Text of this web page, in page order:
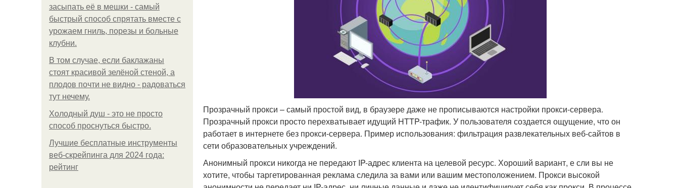
засыпать её в мешки - самый
быстрый способ спрятать вместе с
урожаем гниль, порезы и больные
клубни.
В том случае, если баклажаны
стоят красивой зелёной стеной, а
плодов почти не видно - радоваться
тут нечему.
Холодный душ - это не просто
способ проснуться быстро.
Лучшие бесплатные инструменты
веб-скрейпинга для 2024 года:
рейтинг
Прозрачный прокси – самый простой вид, в браузере даже не прописываются настройки прокси-сервера.
Прозрачный прокси просто перехватывает идущий HTTP-трафик. У пользователя создается ощущение, что он
работает в интернете без прокси-сервера. Пример использования: фильтрация развлекательных веб-сайтов в
сети образовательных учреждений.
Анонимный прокси никогда не передают IP-адрес клиента на целевой ресурс. Хороший вариант, е сли вы не
хотите, чтобы таргетированная реклама следила за вами или вашим местоположением. Прокси высокой